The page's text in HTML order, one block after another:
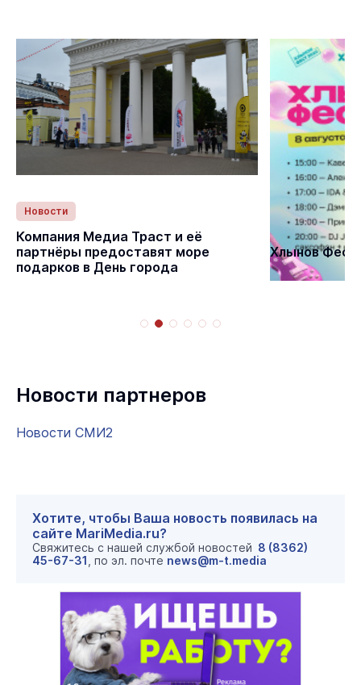
Новости
Компания Медиа Траст и её
партнёры предоставят море
подарков в День города
Статьи
Хлынов Фест
Новости партнеров
Новости СМИ2
Хотите, чтобы Ваша новость появилась на
сайте MariMedia.ru?
Свяжитесь с нашей службой новостей 8 (8362)
45-67-31 , по эл. почте news@m-t.media